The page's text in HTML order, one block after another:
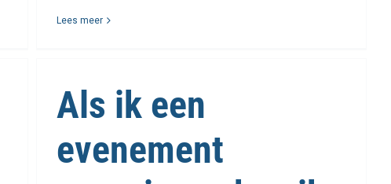
Lees meer
Als ik een
evenement